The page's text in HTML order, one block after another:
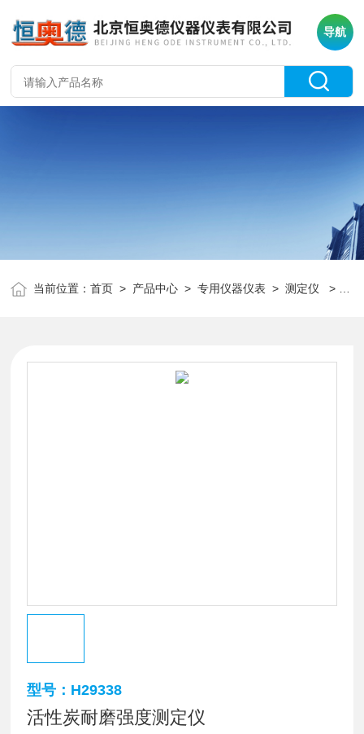
导航
当前位置：首页 > 产品中心 >专用仪器仪表 >测定仪 > H29338活性炭耐磨强度测定仪
型号：H29338
活性炭耐磨强度测定仪